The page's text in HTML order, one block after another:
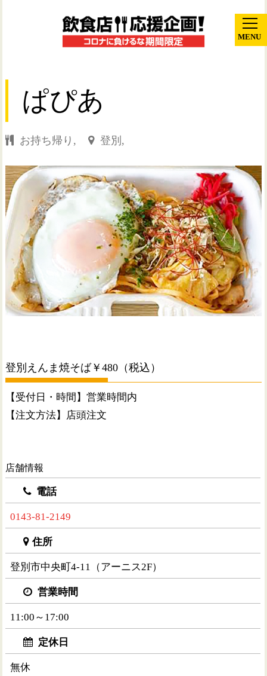
MENU
ぱぴあ
お持ち帰り, 登別,
登別えんま焼そば￥480（税込）
【受付日・時間】営業時間内
【注文方法】店頭注文
店舗情報
電話
0143-81-2149
住所
登別市中央町4-11（アーニス2F）
営業時間
11:00～17:00
定休日
無休